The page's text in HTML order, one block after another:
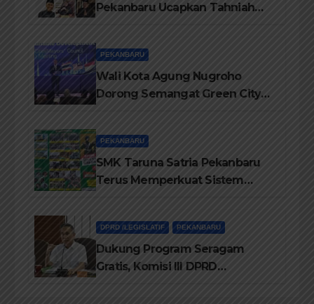
Pekanbaru Ucapkan Tahniah
PEKANBARU
Wali Kota Agung Nugroho
Dorong Semangat Green City
PEKANBARU
SMK Taruna Satria Pekanbaru
Terus Memperkuat Sistem
DPRD /LEGISLATIF PEKANBARU
Dukung Program Seragam
Gratis, Komisi III DPRD